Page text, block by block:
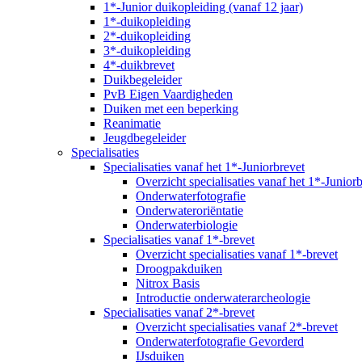
1*-Junior duikopleiding (vanaf 12 jaar)
1*-duikopleiding
2*-duikopleiding
3*-duikopleiding
4*-duikbrevet
Duikbegeleider
PvB Eigen Vaardigheden
Duiken met een beperking
Reanimatie
Jeugdbegeleider
Specialisaties
Specialisaties vanaf het 1*-Juniorbrevet
Overzicht specialisaties vanaf het 1*-
Onderwaterfotografie
Onderwateroriëntatie
Onderwaterbiologie
Specialisaties vanaf 1*-brevet
Overzicht specialisaties vanaf 1*-brevet
Droogpakduiken
Nitrox Basis
Introductie onderwaterarcheologie
Specialisaties vanaf 2*-brevet
Overzicht specialisaties vanaf 2*-brevet
Onderwaterfotografie Gevorderd
IJsduiken